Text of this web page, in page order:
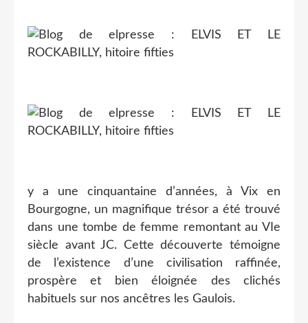
y a une cinquantaine d’années, à Vix en
Bourgogne, un magnifique trésor a été trouvé
dans une tombe de femme remontant au VIe
siècle avant JC. Cette découverte témoigne
de l’existence d’une civilisation raffinée,
prospère et bien éloignée des clichés
habituels sur nos ancêtres les Gaulois.